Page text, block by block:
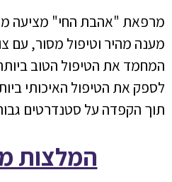
מרפאת "אהבת החי" מציעה
מענה מהיר וטיפול מסור, עם
המחמד את הטיפול הטוב
לספק את הטיפול האיכותי
תוך הקפדה על סטנדרטים
המלצות